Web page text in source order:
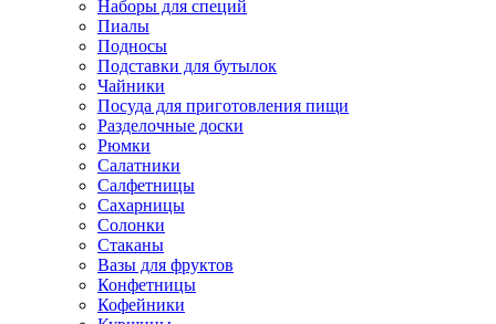
Наборы для специй
Пиалы
Подносы
Подставки для бутылок
Чайники
Посуда для приготовления пищи
Разделочные доски
Рюмки
Салатники
Салфетницы
Сахарницы
Солонки
Стаканы
Вазы для фруктов
Конфетницы
Кофейники